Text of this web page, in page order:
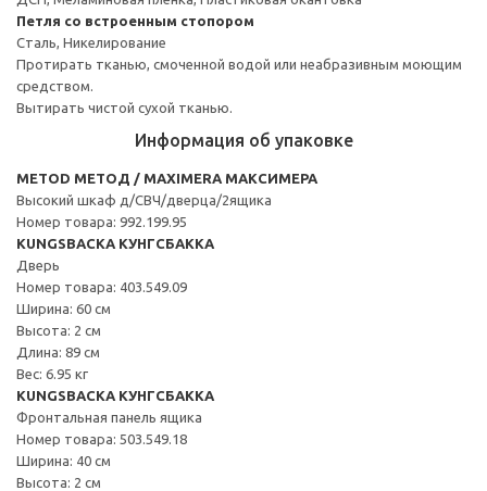
Петля со встроенным стопором
Сталь, Никелирование
Протирать тканью, смоченной водой или неабразивным моющим
средством.
Вытирать чистой сухой тканью.
Информация об упаковке
METOD МЕТОД / MAXIMERA МАКСИМЕРА
Высокий шкаф д/СВЧ/дверца/2ящика
Номер товара: 992.199.95
KUNGSBACKA КУНГСБАККА
Дверь
Номер товара: 403.549.09
Ширина: 60 см
Высота: 2 см
Длина: 89 см
Вес: 6.95 кг
KUNGSBACKA КУНГСБАККА
Фронтальная панель ящика
Номер товара: 503.549.18
Ширина: 40 см
Высота: 2 см